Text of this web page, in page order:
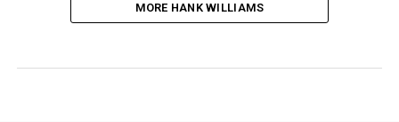
MORE HANK WILLIAMS